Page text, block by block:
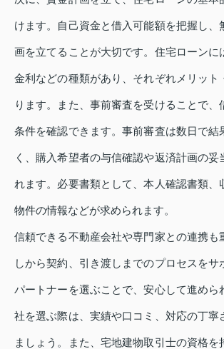
けます。自己資金と借入可能額を把握し、
画を立てることが大切です。住宅ローンに
金利などの種類があり、それぞれメリット
ります。また、事前審査を受けることで、
条件を確認できます。事前審査は数日で結
く、購入希望者の与信確認や返済計画の妥
れます。必要書類として、本人確認書類、
物件の情報などが求められます。
信頼できる不動産会社や専門家との連携も
しから契約、引き渡しまでのプロセスをサ
パートナーを選ぶことで、安心して進めら
社を選ぶ際は、実績や口コミ、対応の丁寧
ましょう。また、宅地建物取引士の資格を